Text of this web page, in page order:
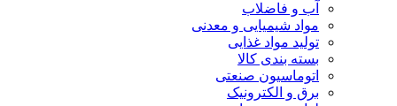
آب و فاضلاب
مواد شیمیایی و معدنی
تولید مواد غذایی
بسته بندی کالا
اتوماسیون صنعتی
برق و الکترونیک